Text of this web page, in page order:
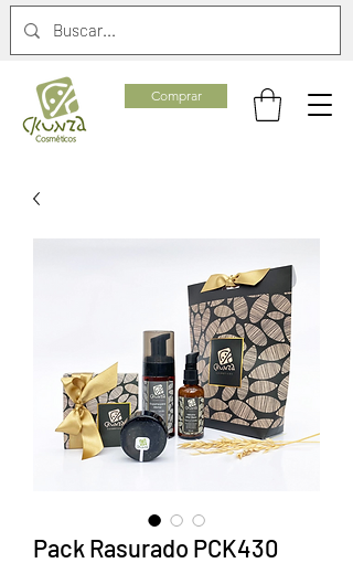
Comprar
Pack Rasurado PCK430